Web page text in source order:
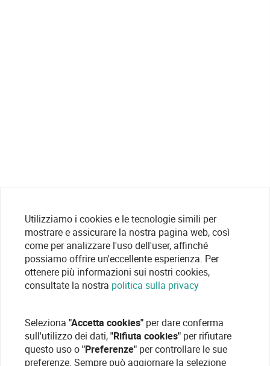
Utilizziamo i cookies e le tecnologie simili per
mostrare e assicurare la nostra pagina web, così
come per analizzare l'uso dell'user, affinché
possiamo offrire un'eccellente esperienza. Per
ottenere più informazioni sui nostri cookies,
consultate la nostra politica sulla privacy
Seleziona "Accetta cookies" per dare conferma
sull'utilizzo dei dati,"Rifiuta cookies" per rifiutare
questo uso o"Preferenze" per controllare le sue
preferenze. Sempre può aggiornare la selezione